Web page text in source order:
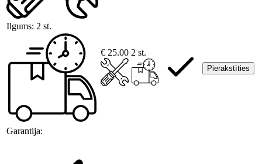
Ilgums: 2 st.
Garantija:
€ 25.00 2 st.
Pierakstīties